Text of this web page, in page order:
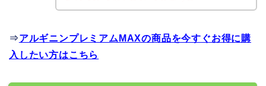
⇒アルギニンプレミアムMAXの商品を今すぐお得に購
入したい方はこちら